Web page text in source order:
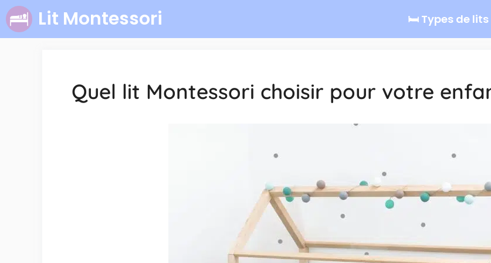
Aller
au
contenu
Lit Montessori 🛏️ Types de lits
Quel lit Montessori choisir pour votre